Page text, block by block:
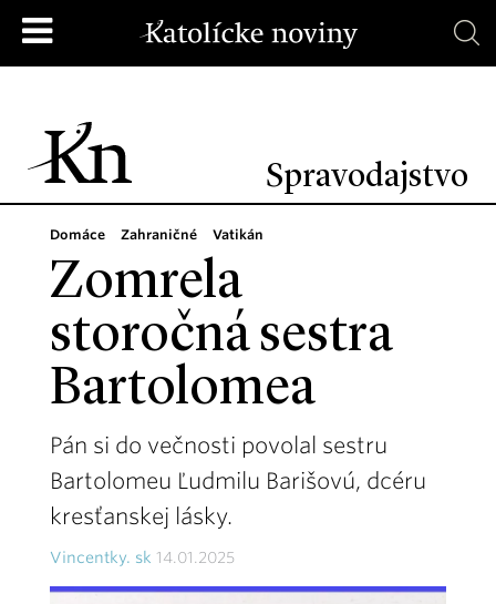
Spravodajstvo
Domáce Zahraničné Vatikán
Zomrela
storočná sestra
Bartolomea
Pán si do večnosti povolal sestru
Bartolomeu Ľudmilu Barišovú, dcéru
kresťanskej lásky.
Vincentky. sk 14.01.2025